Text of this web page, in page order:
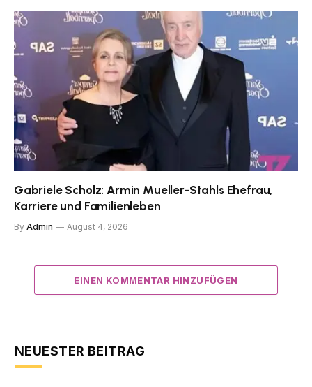
Gabriele Scholz: Armin Mueller-Stahls Ehefrau,
Karriere und Familienleben
By Admin August 4, 2026
EINEN KOMMENTAR HINZUFÜGEN
NEUESTER BEITRAG